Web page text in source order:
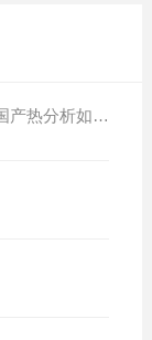
不与低端竞品“卷”：走访和晟科技，探寻国产热分析如何行稳致远